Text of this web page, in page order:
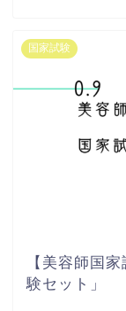
国家試験
【美容師国
験セット」